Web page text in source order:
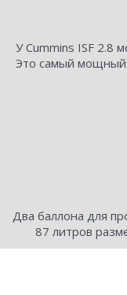
У Cummins ISF 2.8
Это самый мощный
Два баллона для
87 литров